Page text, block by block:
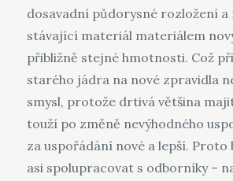
dosavadní půdorysné rozložení
stávající materiál materiálem
přibližně stejné hmotnosti. Což
starého jádra na nové zpravidla
smysl, protože drtivá většina
touží po změně nevýhodného
za uspořádání nové a lepší. Proto
asi spolupracovat s odborníky –